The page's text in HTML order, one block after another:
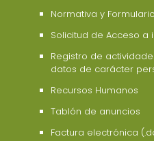
Normativa y
Solicitud de Acceso a
Registro de
datos de carácter
Recursos Humanos
Tablón de anuncios
Factura electrónica